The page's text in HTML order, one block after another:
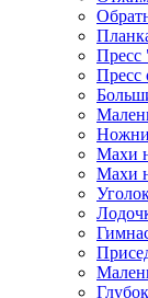
Пресс
Пресс
Махи
Махи